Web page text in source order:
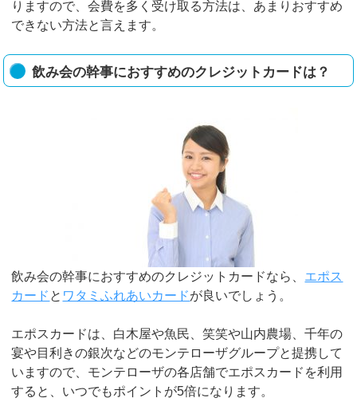
りますので、会費を多く受け取る方法は、あまりおすすめ
できない方法と言えます。
飲み会の幹事におすすめのクレジットカードは？
飲み会の幹事におすすめのクレジットカードなら、 エポス
カード と ワタミふれあいカードが良いでしょう。
エポスカードは、白木屋や魚民、笑笑や山内農場、千年の
宴や目利きの銀次などのモンテローザグループと提携して
いますので、モンテローザの各店舗でエポスカードを利用
すると、いつでもポイントが5倍になります。